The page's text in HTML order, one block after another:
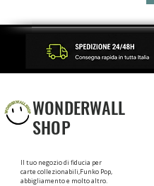
WONDERWALL
SHOP
Il tuo negozio di fiducia per
carte collezionabili,Funko Pop,
abbigliamento e molto altro.